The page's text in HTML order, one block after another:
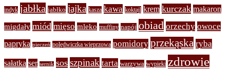
indyk jabłka jabłko jajka kasza kawa koktajl krem kurczak makaron
migdały miód mięso mleko muffiny napój obiad orzechy owoce
papryka pieczeń polędwiczka wieprzowa pomidory przekąska ryba
sałatka ser sernik sos szpinak tarta warzywa wypieki zdrowie